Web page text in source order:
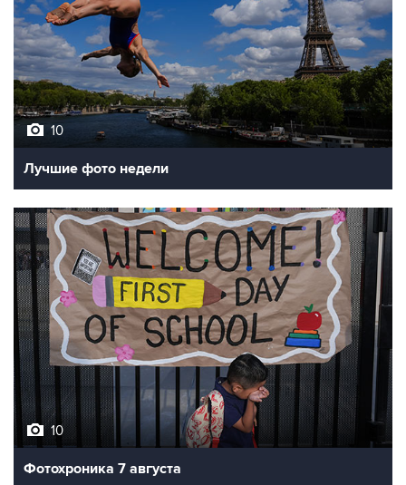
10
Лучшие фото недели
10
Фотохроника 7 августа